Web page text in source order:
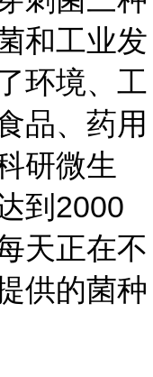
和工业发
环境、工
品、药用
研微生
到2000
天正在不
供的菌种